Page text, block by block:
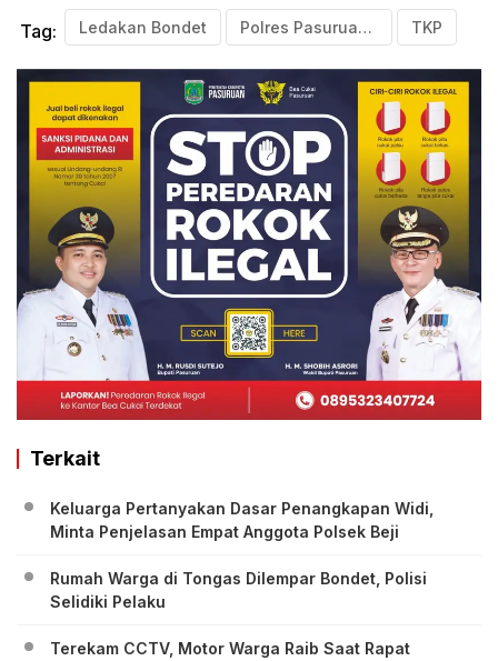
Tag: Ledakan Bondet Polres Pasuruan Kota TKP
Terkait
Keluarga Pertanyakan Dasar Penangkapan Widi,
Minta Penjelasan Empat Anggota Polsek Beji
Rumah Warga di Tongas Dilempar Bondet, Polisi
Selidiki Pelaku
Terekam CCTV, Motor Warga Raib Saat Rapat